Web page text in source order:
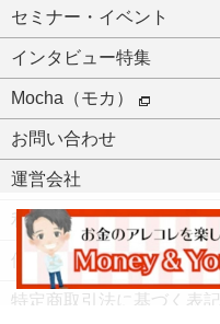
セミナー・イベント
インタビュー特集
Mocha（モカ）
お問い合わせ
運営会社
利用規約
個人情報保護方針
特定商取引法に基づく表記